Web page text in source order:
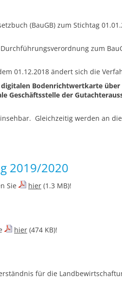
(BauGB) zum Stichtag
zum
01.12.2018 ändert sich die
digitalen Bodenrichtwertkarte
Geschäftsstelle der
Gleichzeitig werden an
2019/2020
Sie hier (1.3 MB)!
hier (474 KB)!
für die